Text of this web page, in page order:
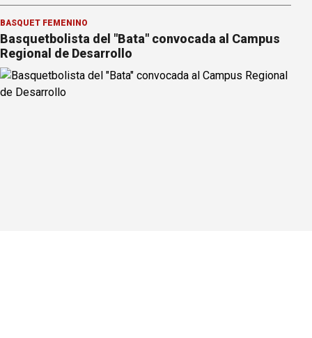
BÁSQUET FEMENINO
Basquetbolista del "Bata" convocada al Campus
Regional de Desarrollo